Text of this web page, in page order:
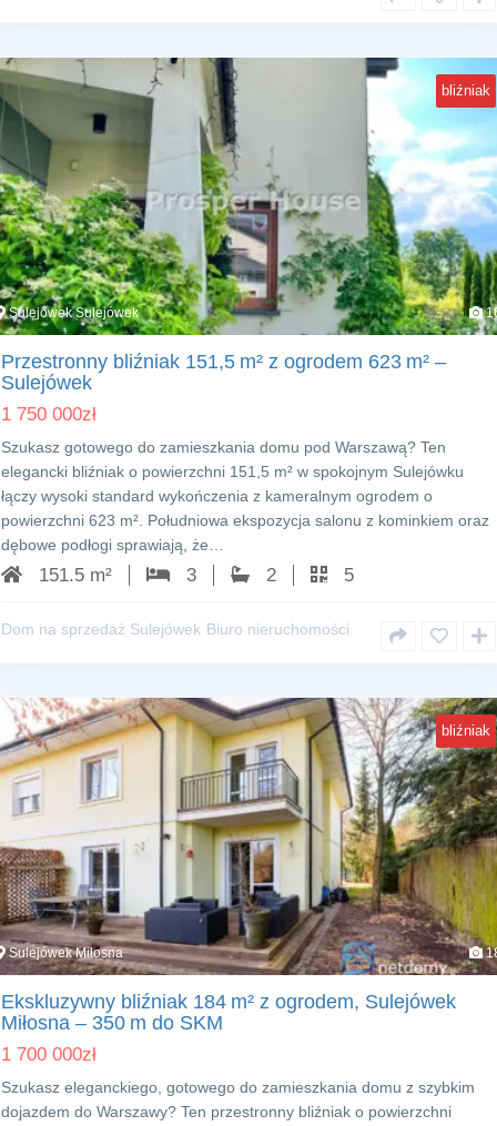
bliźniak
Sulejówek Sulejówek
Przestronny bliźniak 151,5 m² z ogrodem 623 m² –
Sulejówek
1 750 000zł
Szukasz gotowego do zamieszkania domu pod Warszawą? Ten
elegancki bliźniak o powierzchni 151,5 m² w spokojnym Sulejówku
łączy wysoki standard wykończenia z kameralnym ogrodem o
powierzchni 623 m². Południowa ekspozycja salonu z kominkiem oraz
dębowe podłogi sprawiają, że…
151.5 m² 3 2 5
Dom na sprzedaż Sulejówek Biuro nieruchomości
bliźniak
Sulejówek Miłosna
Ekskluzywny bliźniak 184 m² z ogrodem, Sulejówek
Miłosna – 350 m do SKM
1 700 000zł
Szukasz eleganckiego, gotowego do zamieszkania domu z szybkim
dojazdem do Warszawy? Ten przestronny bliźniak o powierzchni